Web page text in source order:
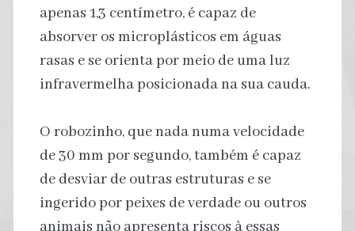
apenas 1,3 centímetro, é capaz de
absorver os microplásticos em águas
rasas e se orienta por meio de uma luz
infravermelha posicionada na sua cauda.
O robozinho, que nada numa velocidade
de 30 mm por segundo, também é capaz
de desviar de outras estruturas e se
ingerido por peixes de verdade ou outros
animais não apresenta riscos à essas